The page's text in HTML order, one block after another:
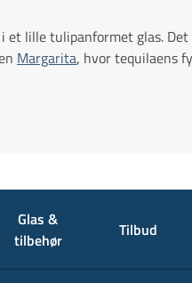
lille tulipanformet glas.
Margarita, hvor tequilaens
Glas &
tilbehør
Tilbud